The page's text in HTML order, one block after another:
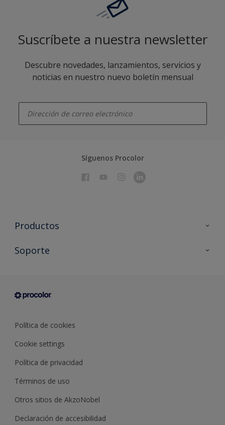
Suscríbete a nuestra newsletter
Descubre novedades, lanzamientos, servicios y
noticias en nuestro nuevo boletín mensual
Síguenos Procolor
Productos
Todos los productos
Condiciones generales de venta
Soporte
Sobre Procolor
Política de cookies
Cookie settings
Política de privacidad
Términos de uso
Otros sitios de AkzoNobel
Declaración de accesibilidad